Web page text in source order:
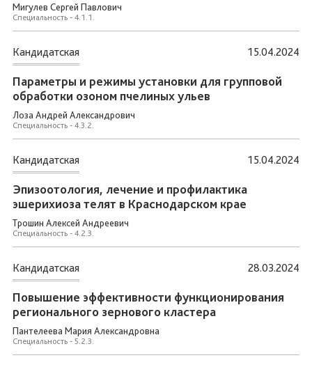
Мигулев Сергей Павлович
Специальность - 4.1.1.
Кандидатская
Параметры и режимы установки для групповой
обработки озоном пчелиных ульев
Лоза Андрей Александрович
Специальность - 4.3.2.
15.04.2024
Кандидатская
Эпизоотология, лечение и профилактика
эшерихиоза телят в Краснодарском крае
Трошин Алексей Андреевич
Специальность - 4.2.3.
15.04.2024
Кандидатская
Повышение эффективности функционирования
регионального зернового кластера
Пантелеева Мария Александровна
Специальность - 5.2.3.
28.03.2024